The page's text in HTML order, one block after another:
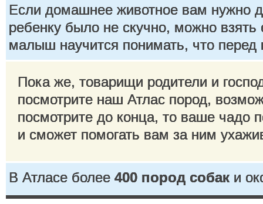
Если домашнее животное вам нужно
ребенку было не скучно, можно взять
малыш научится понимать, что перед
Пока же, товарищи родители и
посмотрите наш Атлас пород,
посмотрите до конца, то ваше чадо
и сможет помогать вам за ним
В Атласе более 400 пород собак и